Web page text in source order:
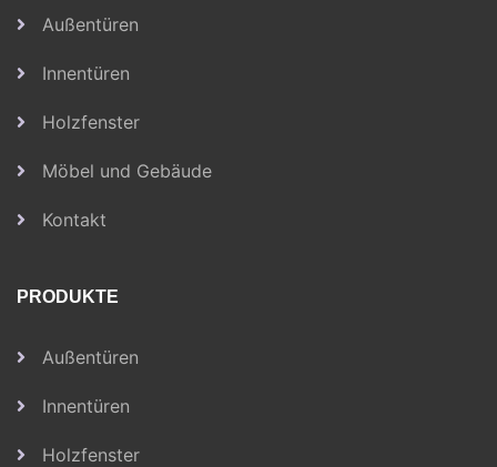
Außentüren
Innentüren
Holzfenster
Möbel und Gebäude
Kontakt
PRODUKTE
Außentüren
Innentüren
Holzfenster